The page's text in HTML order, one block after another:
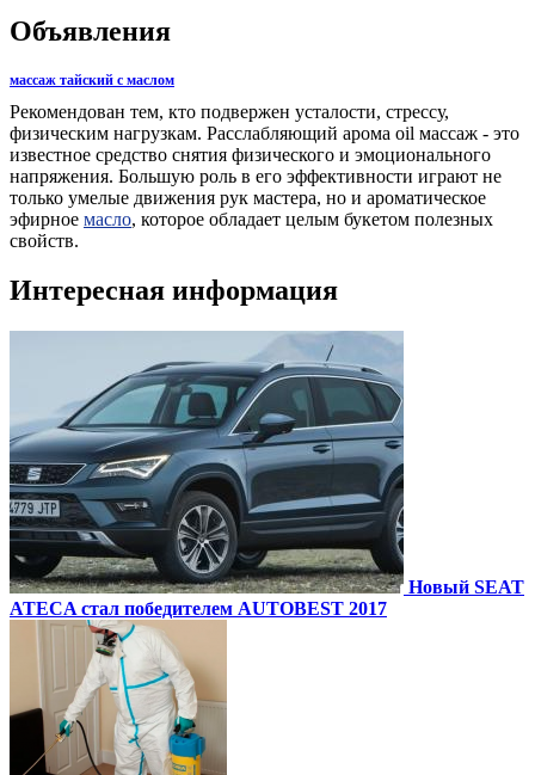
Объявления
массаж тайский с маслом
Рекомендован тем, кто подвержен усталости, стрессу,
физическим нагрузкам. Расслабляющий арома oil массаж - это
известное средство снятия физического и эмоционального
напряжения. Большую роль в его эффективности играют не
только умелые движения рук мастера, но и ароматическое
эфирное масло, которое обладает целым букетом полезных
свойств.
Интересная информация
Новый SEAT
ATECA стал победителем AUTOBEST 2017